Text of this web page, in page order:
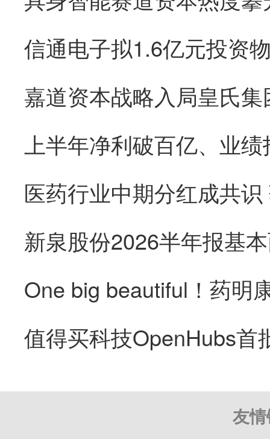
医药行业中期分红成共
友